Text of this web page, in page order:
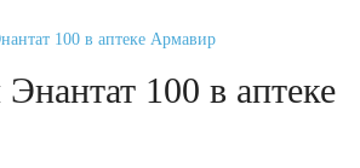
100 в аптеке Армавир
100 в аптеке